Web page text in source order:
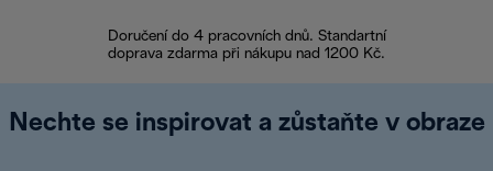
Doručení do 4 pracovních dnů. Standartní
doprava zdarma při nákupu nad 1200 Kč.
Nechte se inspirovat a zůstaňte v obraze